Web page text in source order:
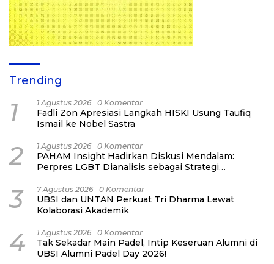
Trending
1 1 Agustus 2026 0 Komentar
Fadli Zon Apresiasi Langkah HISKI Usung Taufiq
Ismail ke Nobel Sastra
2 1 Agustus 2026 0 Komentar
PAHAM Insight Hadirkan Diskusi Mendalam:
Perpres LGBT Dianalisis sebagai Strategi
3 7 Agustus 2026 0 Komentar
UBSI dan UNTAN Perkuat Tri Dharma Lewat
Kolaborasi Akademik
4 1 Agustus 2026 0 Komentar
Tak Sekadar Main Padel, Intip Keseruan Alumni di
UBSI Alumni Padel Day 2026!